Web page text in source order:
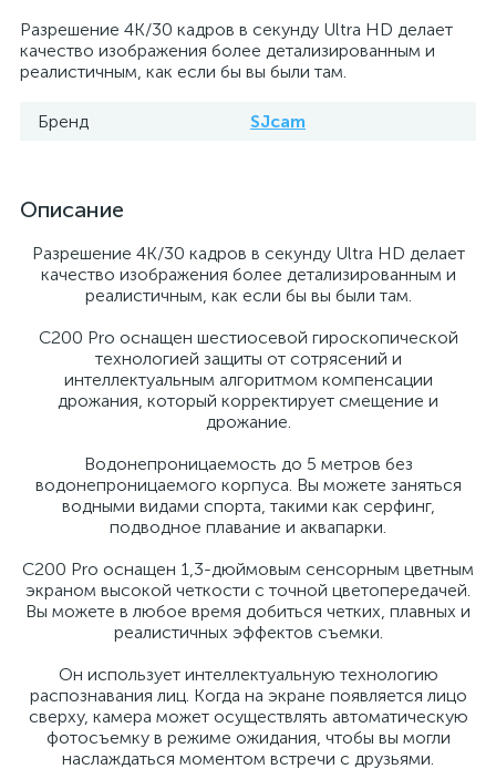
Разрешение 4K/30 кадров в секунду Ultra HD делает
качество изображения более детализированным и
реалистичным, как если бы вы были там.
Бренд SJcam
Описание
Разрешение 4K/30 кадров в секунду Ultra HD делает
качество изображения более детализированным и
реалистичным, как если бы вы были там.
C200 Pro оснащен шестиосевой гироскопической
технологией защиты от сотрясений и
интеллектуальным алгоритмом компенсации
дрожания, который корректирует смещение и
дрожание.
Водонепроницаемость до 5 метров без
водонепроницаемого корпуса. Вы можете заняться
водными видами спорта, такими как серфинг,
подводное плавание и аквапарки.
C200 Pro оснащен 1,3-дюймовым сенсорным цветным
экраном высокой четкости с точной цветопередачей.
Вы можете в любое время добиться четких, плавных и
реалистичных эффектов съемки.
Он использует интеллектуальную технологию
распознавания лиц. Когда на экране появляется лицо
сверху, камера может осуществлять автоматическую
фотосъемку в режиме ожидания, чтобы вы могли
наслаждаться моментом встречи с друзьями.